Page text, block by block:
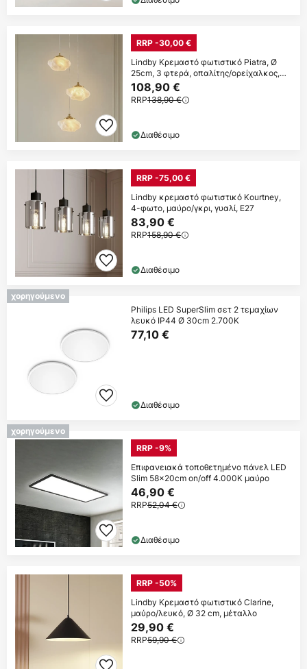
RRP -30,00 €
Lindby Κρεμαστό φωτιστικό Piatra, Ø
25cm, 3 φτερά, οπαλίτης/ορείχαλκος,
γυαλί
108,90 €
RRP138,90 €
Διαθέσιμο
RRP -75,00 €
Lindby κρεμαστό φωτιστικό Kourtney,
4-φωτο, μαύρο/γκρι, γυαλί, E27
83,90 €
RRP158,90 €
Διαθέσιμο
χορηγούμενο
Philips LED SuperSlim σετ 2 τεμαχίων
λευκό IP44 Ø 30cm 2.700K
77,10 €
Διαθέσιμο
χορηγούμενο
RRP -9%
Επιφανειακά τοποθετημένο πάνελ LED
Slim 58x20cm on/off 4.000K μαύρο
46,90 €
RRP52,04 €
Διαθέσιμο
RRP -50%
Lindby Κρεμαστό φωτιστικό Clarine,
μαύρο/λευκό, Ø 32 cm, μέταλλο
29,90 €
RRP59,90 €